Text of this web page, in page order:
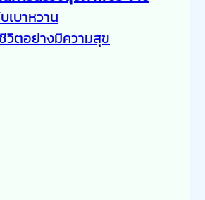
เบาหวาน
วิตอย่างมีความสุข